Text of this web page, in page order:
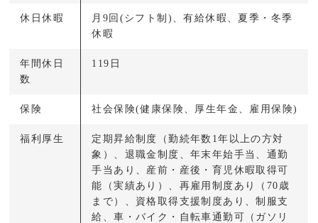
休日休暇
月9回(シフト制)、有給休暇、夏季・冬季
休暇
年間休日
数
119日
保険 社会保険(健康保険、厚生年金、雇用保険)
福利厚生
定期昇給制度（勤続年数1年以上の方対
象）、退職金制度、年末年始手当、通勤
手当あり、産前・産後・育児休暇取得可
能（実績あり）、再雇用制度あり（70歳
まで）、資格取得支援制度あり、制服支
給、車・バイク・自転車通勤可（ガソリ